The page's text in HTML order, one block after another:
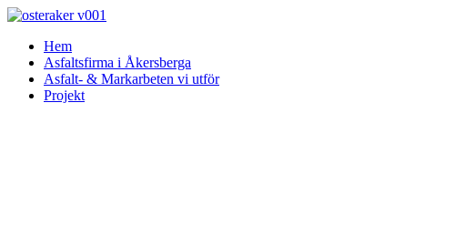
Skip
contentHem
Asfaltsfirma i Åkersberga
Asfalt- & Markarbeten vi utför
Projekt